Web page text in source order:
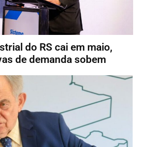
do RS cai em maio,
de demanda sobem